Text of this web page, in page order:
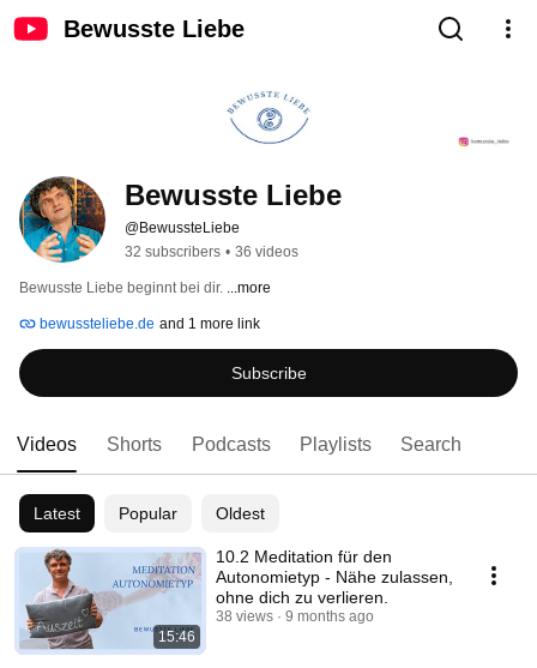
Bewusste Liebe
Bewusste Liebe
@BewussteLiebe
32 subscribers • 36 videos
Bewusste Liebe beginnt bei dir. ...more
bewussteliebe.de and 1 more link
Subscribe
Videos Shorts Podcasts Playlists Search
Latest Popular Oldest
15:46
10.2 Meditation für den
Autonomietyp - Nähe zulassen,
ohne dich zu verlieren.
38 views 9 months ago